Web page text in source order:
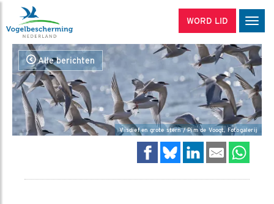
WORD LID
Alle berichten
Visdief en grote stern / Pim de Voogt, Fotogalerij